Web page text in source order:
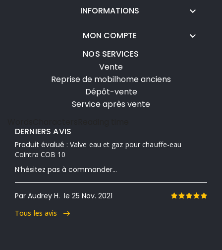
INFORMATIONS 
MON COMPTE 
NOS SERVICES
Vente
Reprise de mobilhome anciens
Dépôt-vente
Service après vente
DERNIERS AVIS
Produit évalué : Valve eau et gaz pour chauffe-eau
Cointra COB 10
N’hésitez pas à commander...
Par Audrey H. le 25 Nov. 2021
Tous les avis